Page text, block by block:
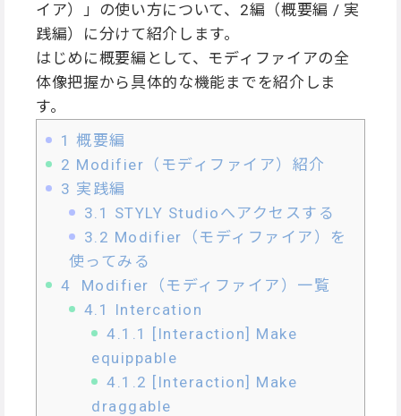
イア）」の使い方について、2編（概要編 / 実
践編）に分けて紹介します。
はじめに概要編として、モディファイアの全
体像把握から具体的な機能までを紹介しま
す。
1 概要編
2 Modifier（モディファイア）紹介
3 実践編
3.1 STYLY Studioへアクセスする
3.2 Modifier（モディファイア）を
使ってみる
4 Modifier（モディファイア）一覧
4.1
Intercation
4.1.1
[Interaction] Make
equippable
4.1.2 [Interaction] Make
draggable